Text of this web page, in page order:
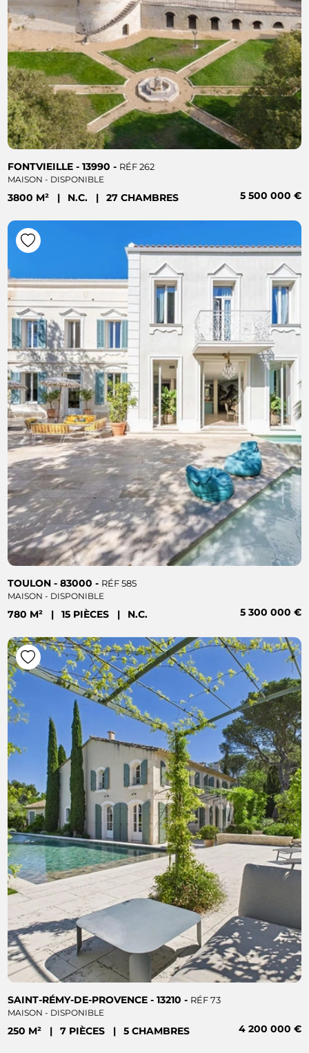
FONTVIEILLE - 13990 - RÉF 262
MAISON - DISPONIBLE
3800 M² | N.C. | 27 CHAMBRES 5 500 000 €
TOULON - 83000 - RÉF 585
MAISON - DISPONIBLE
780 M² | 15 PIÈCES | N.C. 5 300 000 €
SAINT-RÉMY-DE-PROVENCE - 13210 - RÉF 73
MAISON - DISPONIBLE
250 M² | 7 PIÈCES | 5 CHAMBRES 4 200 000 €